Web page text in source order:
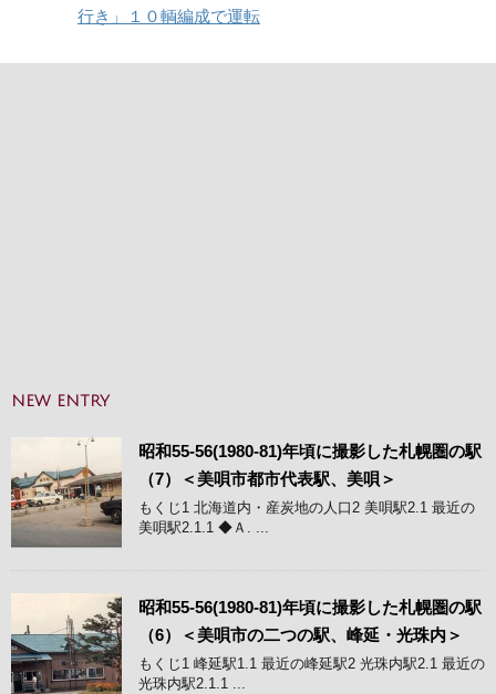
行き」１０輌編成で運転
NEW ENTRY
昭和55-56(1980-81)年頃に撮影した札幌圏の駅
（7）＜美唄市都市代表駅、美唄＞
もくじ1 北海道内・産炭地の人口2 美唄駅2.1 最近の
美唄駅2.1.1 ◆Ａ. ...
昭和55-56(1980-81)年頃に撮影した札幌圏の駅
（6）＜美唄市の二つの駅、峰延・光珠内＞
もくじ1 峰延駅1.1 最近の峰延駅2 光珠内駅2.1 最近の
光珠内駅2.1.1 ...